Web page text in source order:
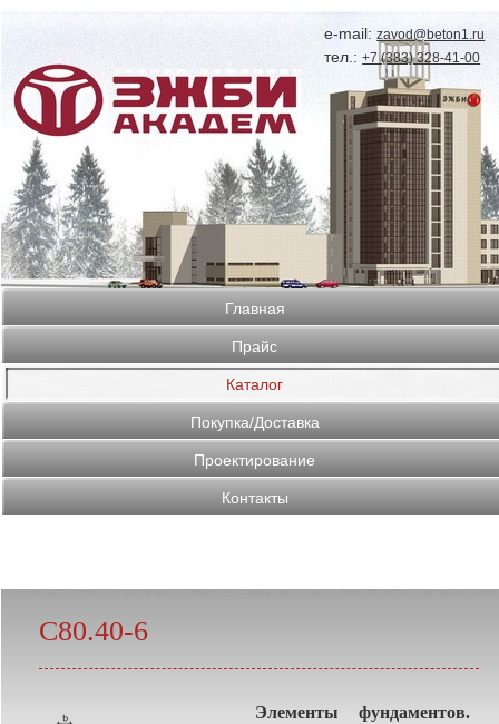
e-mail:zavod@beton1.ru
тел.:+7 (383) 328-41-00
Главная
Прайс
Каталог
Покупка/Доставка
Проектирование
Контакты
С80.40-6
Элементы фундаментов.